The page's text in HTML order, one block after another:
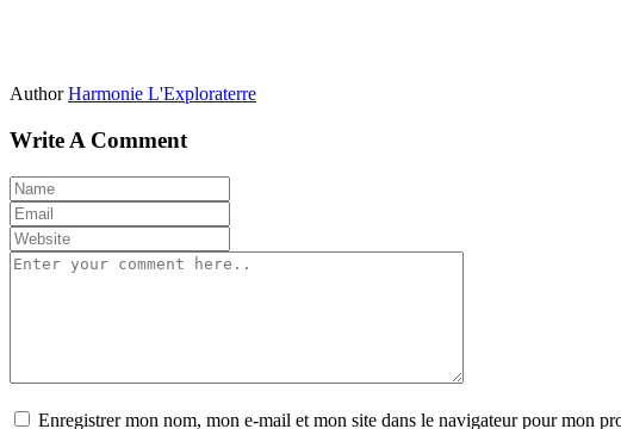
Author Harmonie L'Exploraterre
Write A Comment
Enregistrer mon nom, mon e-mail et mon site dans le navigateur pour mon